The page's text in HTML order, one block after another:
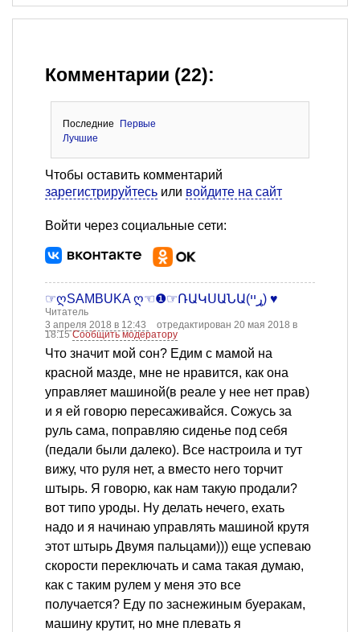
Комментарии (22):
Последние
Первые
Лучшие
Чтобы оставить комментарий
зарегистрируйтесь или войдите на сайт
Войти через социальные сети:
☞ღSAMBUKA ღ☜❶☞ՌԱԿՍԱՆԱ(ړײ) ♥
Читатель
3 апреля 2018 в 12:43
отредактирован 20 мая 2018 в
18:15Сообщить модератору
Что значит мой сон? Едим с мамой на
красной мазде, мне не нравится, как она
управляет машиной(в реале у нее нет прав)
и я ей говорю пересаживайся. Сожусь за
руль сама, поправляю сиденье под себя
(педали были далеко). Все настроила и тут
вижу, что руля нет, а вместо него торчит
штырь. Я говорю, как нам такую продали?
вот типо уроды. Ну делать нечего, ехать
надо и я начинаю управлять машиной крутя
этот штырь Двумя пальцами))) еще успеваю
скорости переключать и сама такая думаю,
как с таким рулем у меня это все
получается? Еду по заснежиным буеракам,
машину крутит, но мне плевать я